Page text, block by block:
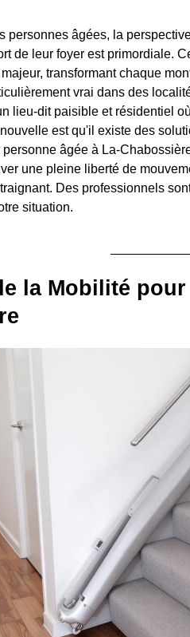
personnes âgées, la
de leur foyer est primordiale.
transformant chaque
vrai dans des
lieu-dit paisible et résidentiel
est qu'il existe des
âgée à La-
une pleine liberté de
Des professionnels
situation.
la Mobilité